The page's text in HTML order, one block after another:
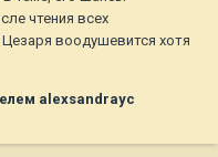
чтения всех
воодушевится хотя
alexsandrayc